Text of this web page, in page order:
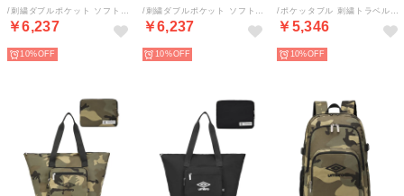
￥6,237
10%
￥6,237
10%
￥5,346
10%